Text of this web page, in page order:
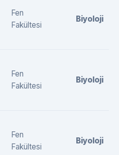
Fen
Fakültesi
Biyoloji
Fen
Fakültesi
Biyoloji
Fen
Fakültesi
Biyoloji